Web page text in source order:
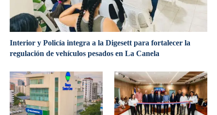
Interior y Policía integra a la Digesett para fortalecer la
regulación de vehículos pesados en La Canela